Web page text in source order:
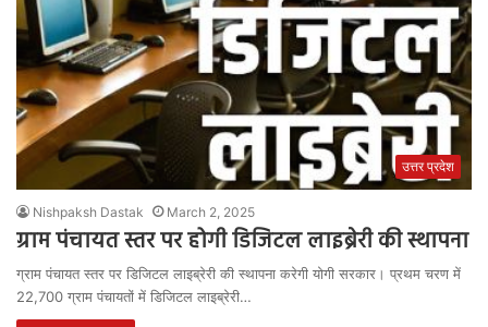
उत्तर प्रदेश
Nishpaksh Dastak March 2, 2025
ग्राम पंचायत स्तर पर होगी डिजिटल लाइब्रेरी की स्थापना
ग्राम पंचायत स्तर पर डिजिटल लाइब्रेरी की स्थापना करेगी योगी सरकार। प्रथम चरण में
22,700 ग्राम पंचायतों में डिजिटल लाइब्रेरी…